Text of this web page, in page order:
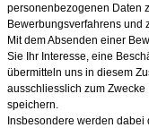
personenbezogenen Daten
Bewerbungsverfahrens und
Mit dem Absenden einer
Sie Ihr Interesse, eine
übermitteln uns in diesem
ausschliesslich zum
speichern.
Insbesondere werden